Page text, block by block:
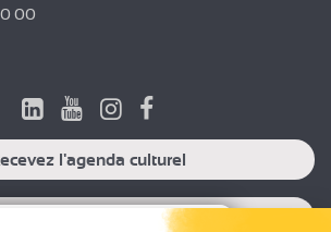
00
l'agenda culturel
l'agenda professionnel